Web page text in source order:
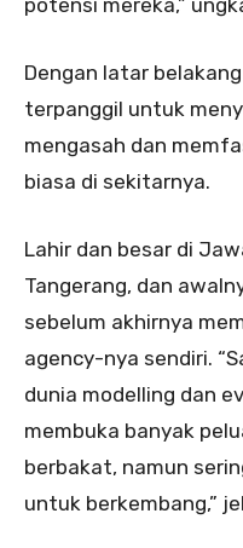
potensi mereka,”
Dengan latar
terpanggil untuk
mengasah dan
biasa di sekitarnya.
Lahir dan besar di
Tangerang, dan
sebelum akhirnya
agency-nya sendiri.
dunia modelling dan
membuka banyak
berbakat, namun
untuk berkembang,”